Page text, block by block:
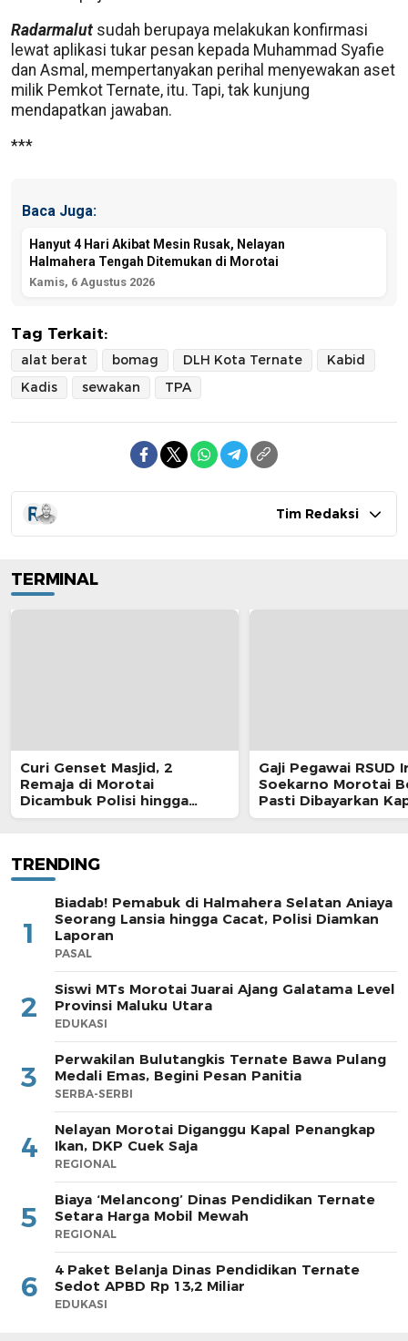
Radarmalut sudah berupaya melakukan konfirmasi
lewat aplikasi tukar pesan kepada Muhammad Syafie
dan Asmal, mempertanyakan perihal menyewakan aset
milik Pemkot Ternate, itu. Tapi, tak kunjung
mendapatkan jawaban.
***
Baca Juga:
Hanyut 4 Hari Akibat Mesin Rusak, Nelayan
Halmahera Tengah Ditemukan di Morotai
Kamis, 6 Agustus 2026
Tag Terkait:
alat berat bomag DLH Kota Ternate
Kabid
Kadis
sewakan TPA
Tim Redaksi
TERMINAL
Curi Genset Masjid, 2
Remaja di Morotai
Dicambuk Polisi hingga
Berdarah
Gaji Pegawai RSUD
Soekarno Morotai
Pasti Dibayarkan
TRENDING
1
Biadab! Pemabuk di Halmahera Selatan Aniaya
Seorang Lansia hingga Cacat, Polisi Diamkan
Laporan
PASAL
2
Siswi MTs Morotai Juarai Ajang Galatama Level
Provinsi Maluku Utara
EDUKASI
3
Perwakilan Bulutangkis Ternate Bawa Pulang
Medali Emas, Begini Pesan Panitia
SERBA-SERBI
4
Nelayan Morotai Diganggu Kapal Penangkap
Ikan, DKP Cuek Saja
REGIONAL
5
Biaya ‘Melancong’ Dinas Pendidikan Ternate
Setara Harga Mobil Mewah
REGIONAL
6
4 Paket Belanja Dinas Pendidikan Ternate
Sedot APBD Rp 13,2 Miliar
EDUKASI